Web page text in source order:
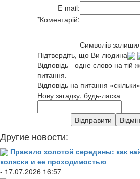
E-mail:
*Коментарій:
Символів
Підтвердіть, що Ви людина
Відповідь - одне слово на тій
питання.
Відповідь на питання
Нову загадку, будь-ласка
Другие новости:
Правило золотой середины: как
коляски и ее проходимостью
- 17.07.2026 16:57